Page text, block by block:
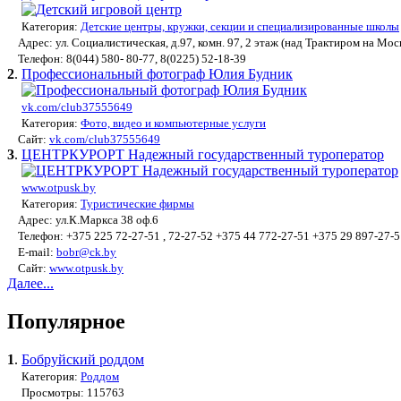
Категория: Детские центры, кружки, секции и специализированные школы
Адрес: ул. Социалистическая, д.97, комн. 97, 2 этаж (над Трактиром на
Телефон: 8(044) 580- 80-77, 8(0225) 52-18-39
2. Профессиональный фотограф Юлия Будник
vk.com/club37555649
Категория: Фото, видео и компьютерные услуги
Сайт: vk.com/club37555649
3. ЦЕНТРКУРОРТ Надежный государственный туроператор
www.otpusk.by
Категория: Туристические фирмы
Адрес: ул.К.Маркса 38 оф.6
Телефон: +375 225 72-27-51 , 72-27-52 +375 44 772-27-51 +375 29 897-27-
E-mail: bobr@ck.by
Сайт: www.otpusk.by
Далее...
Популярное
1. Бобруйский роддом
Категория: Роддом
Просмотры: 115763